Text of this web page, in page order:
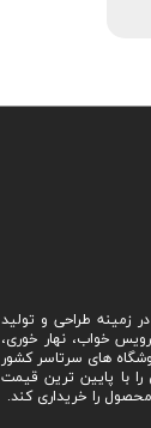
زمینه طراحی و تولید
خواب، نهار خوری،
های سرتاسر کشور
با پایین ترین قیمت
را خریداری کند.